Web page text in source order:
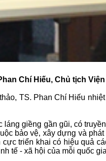
Chí Hiếu, Chủ tịch
TS. Phan Chí Hiếu
giềng gần gũi, có
bảo vệ, xây dựng và
triển khai có hiệu quả
tế - xã hội của mỗi quốc